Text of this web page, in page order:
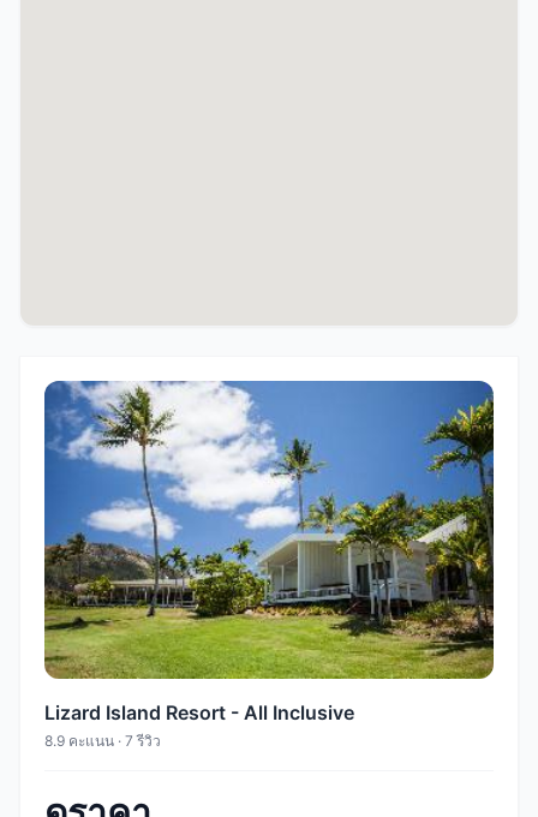
Lizard Island Resort - All Inclusive
8.9 คะแนน · 7 รีวิว